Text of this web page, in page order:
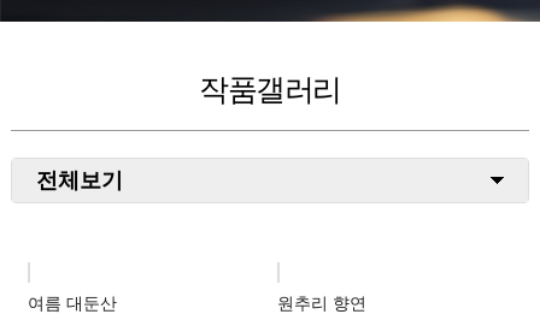
작품갤러리
전체보기
인물
여름 대둔산
원추리 향연